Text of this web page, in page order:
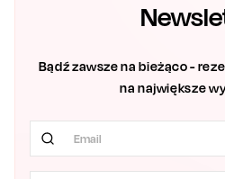
Bądź zawsze na bieżąco -
na największe